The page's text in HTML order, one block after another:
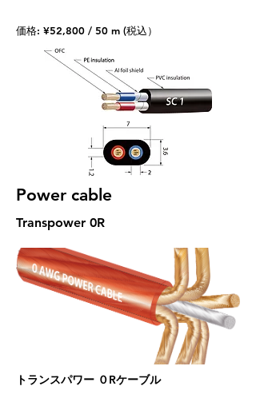
価格: ¥52,800 / 50 m (税込）
Power cable
Transpower 0R
トランスパワー ０Rケーブル